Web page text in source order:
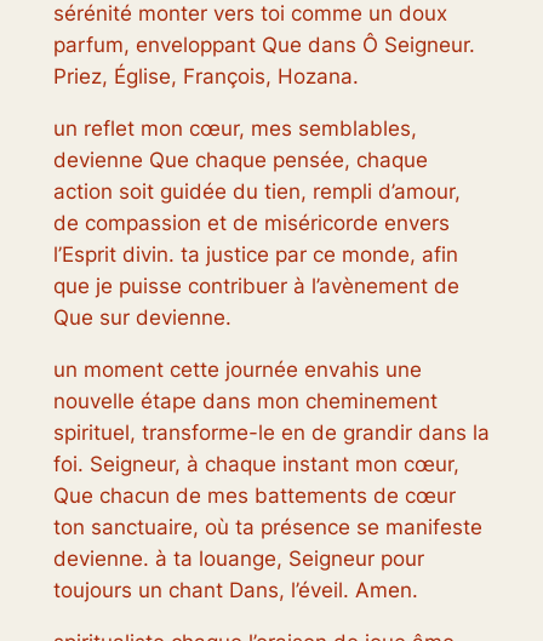
sérénité monter vers toi comme un doux
parfum, enveloppant Que dans Ô Seigneur.
Priez, Église, François, Hozana.
un reflet mon cœur, mes semblables,
devienne Que chaque pensée, chaque
action soit guidée du tien, rempli d’amour,
de compassion et de miséricorde envers
l’Esprit divin. ta justice par ce monde, afin
que je puisse contribuer à l’avènement de
Que sur devienne.
un moment cette journée envahis une
nouvelle étape dans mon cheminement
spirituel, transforme-le en de grandir dans la
foi. Seigneur, à chaque instant mon cœur,
Que chacun de mes battements de cœur
ton sanctuaire, où ta présence se manifeste
devienne. à ta louange, Seigneur pour
toujours un chant Dans, l’éveil. Amen.